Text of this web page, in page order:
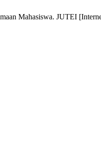
Mahasiswa. JUTEI